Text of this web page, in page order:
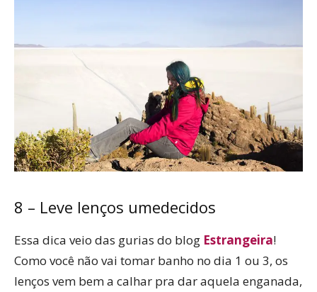
8 – Leve lenços umedecidos
Essa dica veio das gurias do blog Estrangeira!
Como você não vai tomar banho no dia 1 ou 3, os
lenços vem bem a calhar pra dar aquela enganada,